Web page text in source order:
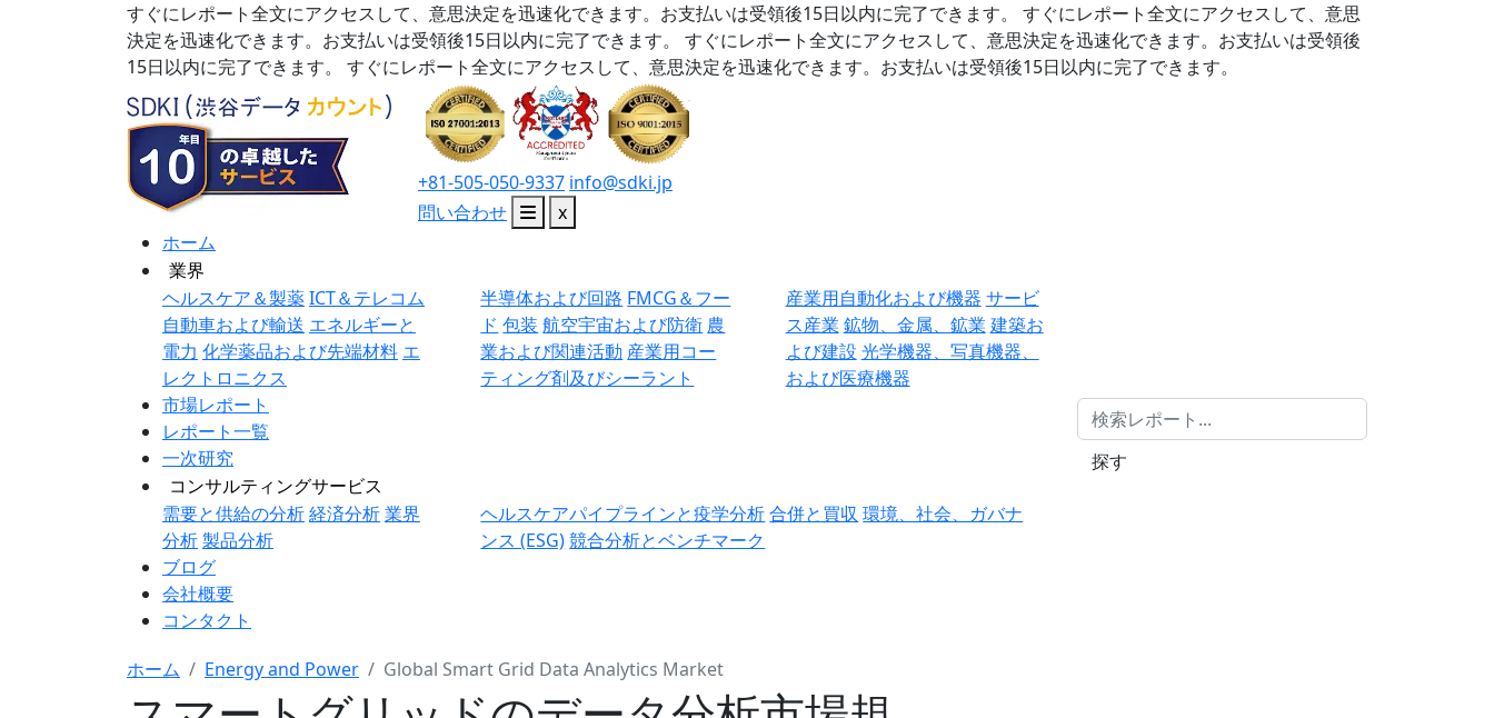
すぐにレポート全文にアクセスして、意思決定を迅速化できます。お支払いは受領後15日以内に完了できます。
すぐにレポート全文にアクセスして、意思
決定を迅速化できます。お支払いは受領後15日以内に完了できます。
すぐにレポート全文にアクセスして、意思決定を迅速化できます。お支払いは受領後
15日以内に完了できます。
すぐにレポート全文にアクセスして、意思決定を迅速化できます。お支払いは受領後15日以内に完了できます。
+81-505-050-9337 info@sdki.jp
問い合わせ
x
ホーム
業界
ヘルスケア＆製薬ICT＆テレコム
自動車および輸送 エネルギーと
電力 化学薬品および先端材料 エ
レクトロニクス
半導体および回路 FMCG＆フー
ド 包装 航空宇宙および防衛 農
業および関連活動 産業用コー
ティング剤及びシーラント
産業用自動化および機器 サービ
ス産業 鉱物、金属、鉱業 建築お
よび建設 光学機器、写真機器、
および医療機器
市場レポート
レポート一覧
一次研究
コンサルティングサービス
需要と供給の分析経済分析業界
分析製品分析
ヘルスケアパイプラインと疫学分析合併と買収 環境、社会、ガバナ
ンス (ESG)競合分析とベンチマーク
ブログ
会社概要
コンタクト
探す
ホーム Energy and Power Global Smart Grid Data Analytics Market